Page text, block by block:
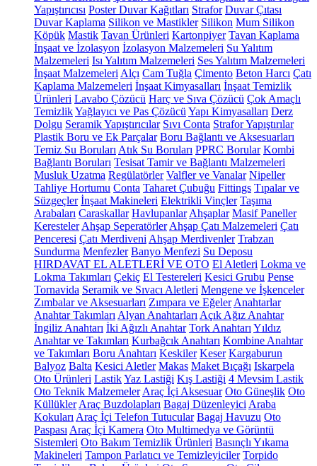
Yapıştırıcısı Poster Duvar Kağıtları Strafor Duvar Çıtası
Duvar Kaplama Silikon ve Mastikler Silikon Mum Silikon
Köpük Mastik Tavan Ürünleri Kartonpiyer Tavan Kaplama
İnşaat ve İzolasyon İzolasyon Malzemeleri Su Yalıtım
Malzemeleri Isı Yalıtım Malzemeleri Ses Yalıtım Malzemeleri
İnşaat Malzemeleri Alçı Cam Tuğla Çimento Beton Harcı Çatı
Kaplama Malzemeleri İnşaat Kimyasalları İnşaat Temizlik
Ürünleri Lavabo Çözücü Harç ve Sıva Çözücü Çok Amaçlı
TemizlikYağlayıcı ve Pas Çözücü Yapı Kimyasalları Derz
Dolgu Seramik Yapıştırıcılar Sıvı Conta Strafor Yapıştırılar
Plastik Boru ve Ek Parçalar Boru Bağlantı ve Aksesuarları
Temiz Su Boruları Atık Su Boruları PPRC Borular Kombi
Bağlantı Boruları Tesisat Tamir ve Bağlantı Malzemeleri
Musluk Uzatma Regülatörler Valfler ve Vanalar Nipeller
Tahliye Hortumu Conta Taharet Çubuğu Fittings Tıpalar ve
Süzgeçler İnşaat Makineleri Elektrikli Vinçler Taşıma
Arabaları Caraskallar Havlupanlar Ahşaplar Masif Paneller
Keresteler Ahşap Seperatörler Ahşap Çatı Malzemeleri Çatı
Penceresi Çatı Merdiveni Ahşap Merdivenler Trabzan
Sundurma Menfezler Banyo Menfezi Su Deposu
HIRDAVAT EL ALETLERİ VE OTO El Aletleri Lokma ve
Lokma Takımları Çekiç El Testereleri Kesici Grubu Pense
Tornavida Seramik ve Sıvacı Aletleri Mengene ve İşkenceler
Zımbalar ve Aksesuarları Zımpara ve Eğeler Anahtarlar
Anahtar Takımları Alyan Anahtarları Açık Ağız Anahtar
İngiliz Anahtarı İki Ağızlı Anahtar Tork Anahtarı Yıldız
Anahtar ve Takımları Kurbağcık Anahtarı Kombine Anahtar
ve Takımları Boru Anahtarı Keskiler Keser Kargaburun
Balyoz Balta Kesici Aletler Makas Maket Bıçağı Iskarpela
Oto Ürünleri LastikYaz Lastiği Kış Lastiği 4 Mevsim Lastik
Oto Teknik Malzemeler Araç İçi Aksesuar Oto Güneşlik Oto
Küllükler Araç Buzdolapları Bagaj Düzenleyici Araba
Kokuları Araç İçi Telefon Tutucular Bagaj Havuzu Oto
Paspası Araç İçi Kamera Oto Multimedya ve Görüntü
Sistemleri Oto Bakım Temizlik Ürünleri Basınçlı Yıkama
Makineleri Tampon Parlatıcı ve Temizleyiciler Torpido